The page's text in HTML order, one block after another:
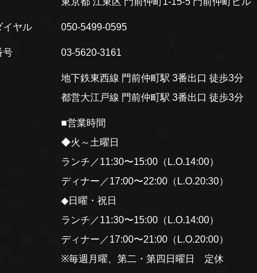
イヤル 050-5499-0595
号 03-5620-3161
地下鉄東西線 門前仲町駅 3番出口 徒歩3分
都営大江戸線 門前仲町駅 3番出口 徒歩3分
■営業時間
◆火～土曜日
ランチ／11:30〜15:00（L.O.14:00）
ディナー／17:00〜22:00（L.O.20:30）
◆日曜・祝日
ランチ／11:30〜15:00（L.O.14:00）
ディナー／17:00〜21:00（L.O.20:00）
※毎週月曜、第二・第四日曜日 定休